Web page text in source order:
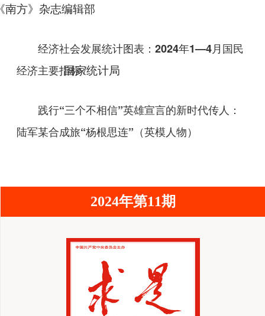
南方》杂志编辑部
经济社会发展统计图表：2024年1—4月国民
经济主要指标/
国家统计局
践行“三个不相信”英雄宣言的新时代传人：
陆军某合成旅“杨根思连” （英模人物）
2024年第11期